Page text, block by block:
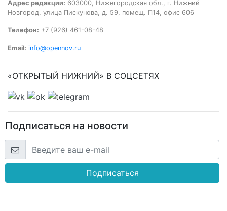
Адрес редакции: 603000, Нижегородская обл., г. Нижний
Новгород, улица Пискунова, д. 59, помещ. П14, офис 606
Телефон: +7 (926) 461-08-48
Email: info@opennov.ru
«ОТКРЫТЫЙ НИЖНИЙ» В СОЦСЕТЯХ
Подписаться на новости
Подписаться